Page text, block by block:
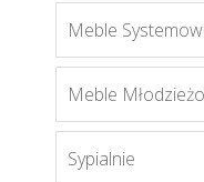
Meble
Meble
Sypialnie